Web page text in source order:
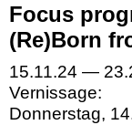
Focus
(Re)Born
15.11.24 —
Vernissage:
Donnerstag,